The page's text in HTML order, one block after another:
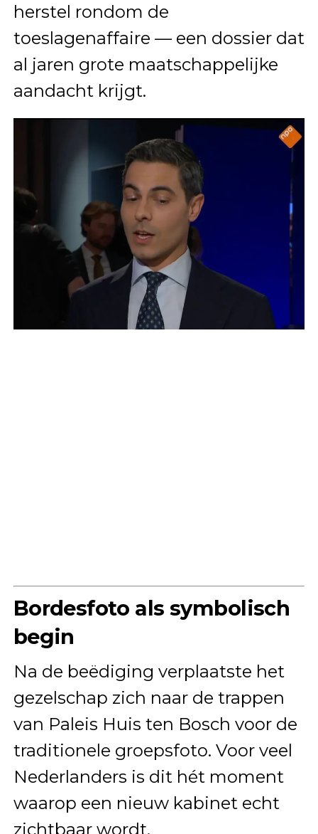
herstel rondom de
toeslagenaffaire — een dossier dat
al jaren grote maatschappelijke
aandacht krijgt.
Bordesfoto als symbolisch
begin
Na de beëdiging verplaatste het
gezelschap zich naar de trappen
van Paleis Huis ten Bosch voor de
traditionele groepsfoto. Voor veel
Nederlanders is dit hét moment
waarop een nieuw kabinet echt
zichtbaar wordt.